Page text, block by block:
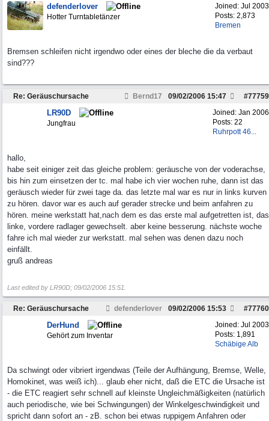
Joined: Jul 2003
Posts: 2,873
Bremen
defenderlover
Hotter Turntabletänzer
Bremsen schleifen nicht irgendwo oder eines der bleche die da verbaut
sind???
Re: Geräuschursache Bernd17 #77759
09/02/2006 15:47
Joined: Jan 2006
Posts: 22
Ruhrpott 46...
LR90D
Jungfrau
hallo,
habe seit einiger zeit das gleiche problem: geräusche von der voderachse,
bis hin zum einsetzen der tc. mal habe ich vier wochen ruhe, dann ist das
geräusch wieder für zwei tage da. das letzte mal war es nur in links kurven
zu hören. davor war es auch auf gerader strecke und beim anfahren zu
hören. meine werkstatt hat,nach dem es das erste mal aufgetretten ist, das
linke, vordere radlager gewechselt. aber keine besserung. nächste woche
fahre ich mal wieder zur werkstatt. mal sehen was denen dazu noch
einfällt.
gruß andreas
Last edited by LR90D; 09/02/2006 15:51
Re: Geräuschursache defenderlover #77760
09/02/2006 15:53
Joined: Jul 2003
Posts: 1,891
Schäbige Alb
DerHund
Gehört zum Inventar
Da schwingt oder vibriert irgendwas (Teile der Aufhängung, Bremse, Welle,
Homokinet, was weiß ich)... glaub eher nicht, daß die ETC die Ursache ist
- die ETC reagiert sehr schnell auf kleinste Ungleichmäßigkeiten (natürlich
auch periodische, wie bei Schwingungen) der Winkelgeschwindigkeit und
spricht dann sofort an - zB. schon bei etwas ruppigem Anfahren oder